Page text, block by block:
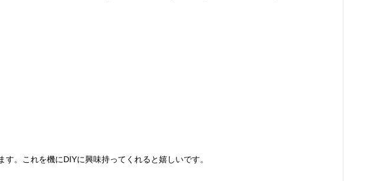
。これを機にDIYに興味持ってくれると嬉しいです。